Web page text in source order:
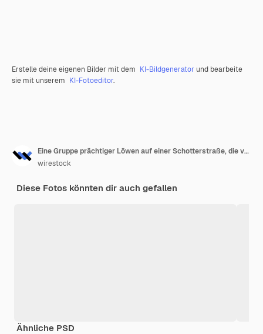
Erstelle deine eigenen Bilder mit dem KI-Bildgenerator und bearbeite
sie mit unserem KI-Fotoeditor.
Eine Gruppe prächtiger Löwen auf einer Schotterstraße, die von grasbewachsenen Feldern und Bäumen umgeben ist
wirestock
Diese Fotos könnten dir auch gefallen
Ähnliche PSD